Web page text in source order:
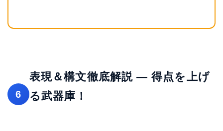
6
表現＆構文徹底解説 — 得点を上げ
る武器庫！